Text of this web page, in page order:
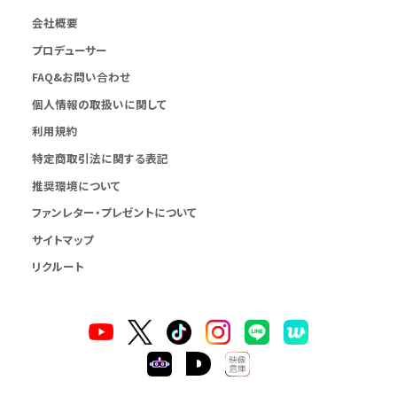
会社概要
プロデューサー
FAQ&お問い合わせ
個人情報の取扱いに関して
利用規約
特定商取引法に関する表記
推奨環境について
ファンレター・プレゼントについて
サイトマップ
リクルート